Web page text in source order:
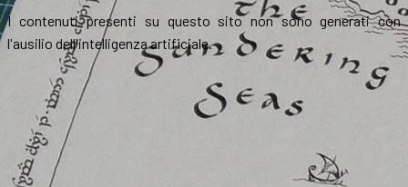
I contenuti presenti su questo sito non sono generati con
l'ausilio dell'intelligenza artificiale.